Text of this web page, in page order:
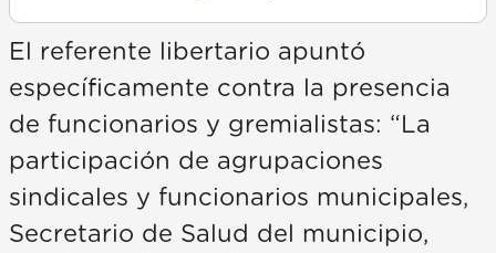
El referente libertario apuntó
específicamente contra la presencia
de funcionarios y gremialistas: “La
participación de agrupaciones
sindicales y funcionarios municipales,
Secretario de Salud del municipio,